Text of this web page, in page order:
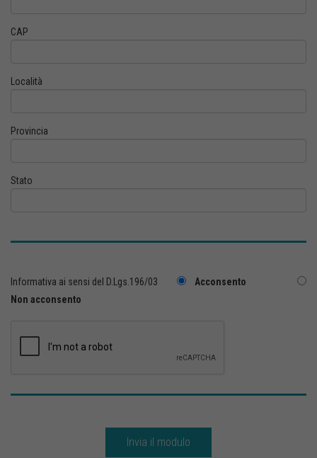
CAP
Località
Provincia
Stato
Informativa ai sensi del D.Lgs.196/03
Acconsento
Non acconsento
Invia il modulo